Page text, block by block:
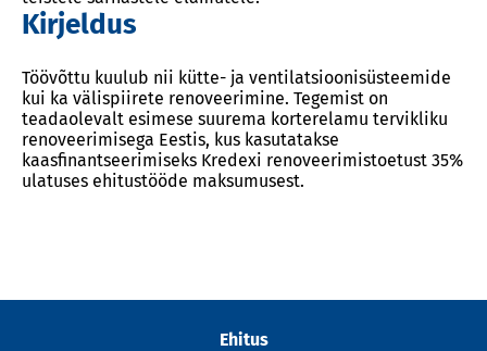
Kirjeldus
Töövõttu kuulub nii kütte- ja ventilatsioonisüsteemide
kui ka välispiirete renoveerimine. Tegemist on
teadaolevalt esimese suurema korterelamu tervikliku
renoveerimisega Eestis, kus kasutatakse
kaasfinantseerimiseks Kredexi renoveerimistoetust 35%
ulatuses ehitustööde maksumusest.
Ehitus